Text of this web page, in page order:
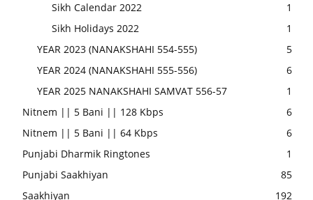
Sikh Calendar 2022
1
Sikh Holidays 2022
1
YEAR 2023 (NANAKSHAHI 554-555)
5
YEAR 2024 (NANAKSHAHI 555-556)
6
YEAR 2025 NANAKSHAHI SAMVAT 556-57
1
Nitnem || 5 Bani || 128 Kbps
6
Nitnem || 5 Bani || 64 Kbps
6
Punjabi Dharmik Ringtones
1
Punjabi Saakhiyan
85
Saakhiyan
192